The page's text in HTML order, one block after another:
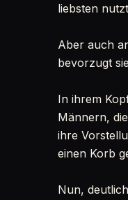
liebsten
Aber auch
bevorzugt
In ihrem
Männern,
ihre
einen Korb
Nun,